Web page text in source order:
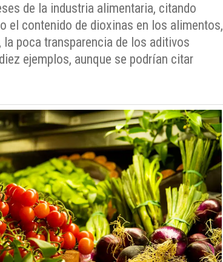
de la industria alimentaria, citando
el contenido de dioxinas en los alimentos,
la poca transparencia de los aditivos
ejemplos, aunque se podrían citar